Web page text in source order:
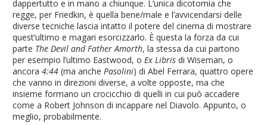
dappertutto e in mano a chiunque. L’unica dicotomia che
regge, per Friedkin, è quella bene/male e l’avvicendarsi delle
diverse tecniche lascia intatto il potere del cinema di mostrare
quest’ultimo e magari esorcizzarlo. È questa la forza da cui
parte The Devil and Father Amorth, la stessa da cui partono
per esempio l’ultimo Eastwood, oEx Libris di Wiseman, o
ancora4:44 (ma anchePasolini) di Abel Ferrara, quattro opere
che vanno in direzioni diverse, a volte opposte, ma che
insieme formano un crocicchio di quelli in cui può accadere
come a Robert Johnson di incappare nel Diavolo. Appunto, o
meglio, probabilmente.